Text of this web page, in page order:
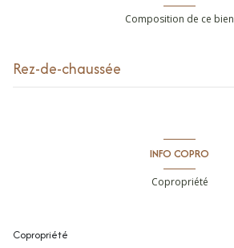
Composition de ce bien
Rez-de-chaussée
INFO COPRO
Copropriété
Copropriété